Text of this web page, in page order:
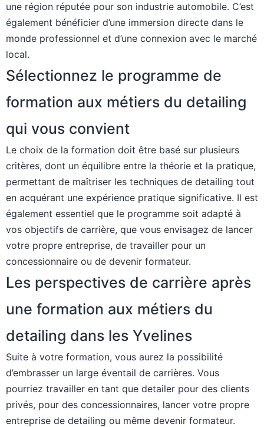
une région réputée pour son industrie automobile. C’est
également bénéficier d’une immersion directe dans le
monde professionnel et d’une connexion avec le marché
local.
Sélectionnez le programme de
formation aux métiers du detailing
qui vous convient
Le choix de la formation doit être basé sur plusieurs
critères, dont un équilibre entre la théorie et la pratique,
permettant de maîtriser les techniques de detailing tout
en acquérant une expérience pratique significative. Il est
également essentiel que le programme soit adapté à
vos objectifs de carrière, que vous envisagez de lancer
votre propre entreprise, de travailler pour un
concessionnaire ou de devenir formateur.
Les perspectives de carrière après
une formation aux métiers du
detailing dans les Yvelines
Suite à votre formation, vous aurez la possibilité
d’embrasser un large éventail de carrières. Vous
pourriez travailler en tant que detailer pour des clients
privés, pour des concessionnaires, lancer votre propre
entreprise de detailing ou même devenir formateur.